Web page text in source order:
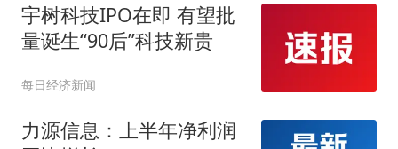
宇树科技IPO在即 有望批
量诞生“90后”科技新贵
每日经济新闻
力源信息：上半年净利润